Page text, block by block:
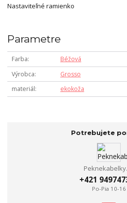
Nastaviteľné ramienko
Parametre
Farba
Béžová
Výrobca
Grosso
materiál
ekokoža
Potrebujete
+421
Po-Pia 10-16